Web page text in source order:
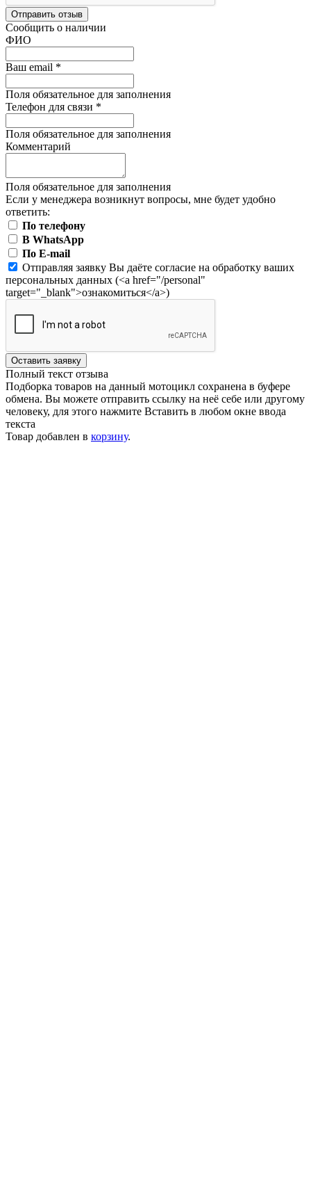
Отправить отзыв
Сообщить о наличии
ФИО
Ваш email *
Поля обязательное для заполнения
Телефон для связи *
Поля обязательное для заполнения
Комментарий
Поля обязательное для заполнения
Если у менеджера возникнут вопросы, мне будет удобно
ответить:
По телефону
В WhatsApp
По E-mail
Отправляя заявку Вы даёте согласие на обработку ваших
персональных данных (<a href="/personal"
target="_blank">ознакомиться</a>)
Оставить заявку
Полный текст отзыва
Подборка товаров на данный мотоцикл сохранена в буфере
обмена. Вы можете отправить ссылку на неё себе или другому
человеку, для этого нажмите Вставить в любом окне ввода
текста
Товар добавлен в корзину.